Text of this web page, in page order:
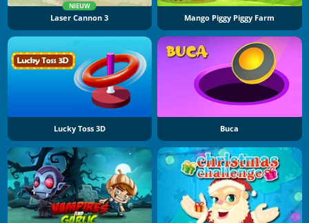
NIEUW
Laser Cannon 3 Mango Piggy Piggy Farm
Lucky Toss 3D Buca